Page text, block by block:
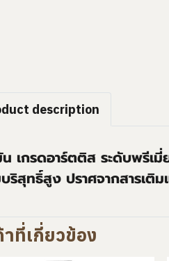
description
เกรดอาร์ตติส ระดับพรีเ
ริสุทธิ์สูง ปราศจากสารเติ
ที่เกี่ยวข้อง